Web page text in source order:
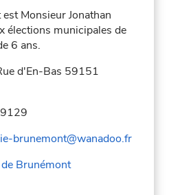
Monsieur Jonathan
élections municipales de
6 ans.
d'En-Bas 59151
brunemont@wanadoo.fr
Brunémont